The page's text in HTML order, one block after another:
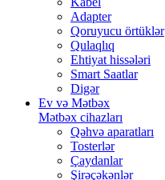
Adapter
Qoruyucu örtüklər
Qulaqlıq
Ehtiyat hissələri
Smart Saatlar
Digər
Ev və Mətbəx
Mətbəx cihazları
Qəhvə aparatları
Tosterlər
Çaydanlar
Şirəçəkənlər